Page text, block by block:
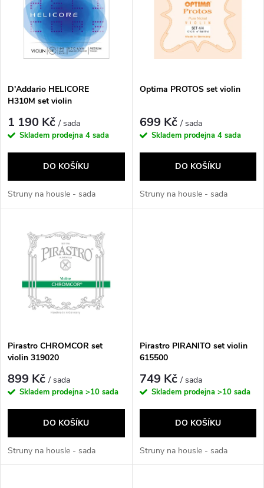
p
r
o
d
u
Abecedně
s
p
r
d
D'Addario HELICORE
H310M set violin
1 190 Kč/ sada
Skladem prodejna 4 sada
DO KOŠÍKU
Struny na housle - sada
Optima PROTOS set violin
699 Kč/ sada
Skladem prodejna 4 sada
DO KOŠÍKU
Struny na housle - sada
Pirastro CHROMCOR set
violin 319020
899 Kč/ sada
Skladem prodejna >10 sada
DO KOŠÍKU
Struny na housle - sada
Pirastro PIRANITO set violin
615500
749 Kč/ sada
Skladem prodejna >10 sada
DO KOŠÍKU
Struny na housle - sada